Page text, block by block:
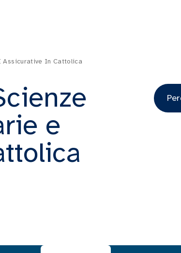
Assicurative In Cattolica
e